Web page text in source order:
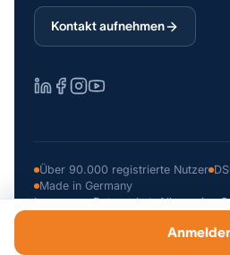
Kontakt aufnehmen
Über 90.000 registrierte Nutzer
Made in Germany
ImpressumDatenschutzAllgemeine